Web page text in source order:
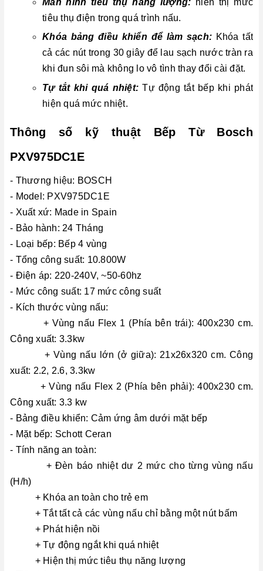
tiêu thụ điện trong quá trình nấu.
Khóa bảng điều khiển để làm sạch: Khóa tất
cả các nút trong 30 giây để lau sạch nước tràn ra
khi đun sôi mà không lo vô tình thay đổi cài đặt.
Tự tắt khi quá nhiệt: Tự động tắt bếp khi phát
hiện quá mức nhiệt.
Thông số kỹ thuật Bếp Từ Bosch
PXV975DC1E
- Thương hiệu: BOSCH
- Model: PXV975DC1E
- Xuất xứ: Made in Spain
- Bảo hành: 24 Tháng
- Loại bếp: Bếp 4 vùng
- Tổng công suất: 10.800W
- Điện áp: 220-240V, ~50-60hz
- Mức công suất: 17 mức công suất
- Kích thước vùng nấu:
+ Vùng nấu Flex 1 (Phía bên trái): 400x230 cm.
Công xuất: 3.3kw
+ Vùng nấu lớn (ở giữa): 21x26x320 cm. Công
xuất: 2.2, 2.6, 3.3kw
+ Vùng nấu Flex 2 (Phía bên phải): 400x230 cm.
Công xuất: 3.3 kw
- Bảng điều khiển: Cảm ứng âm dưới mặt bếp
- Mặt bếp: Schott Ceran
- Tính năng an toàn:
+ Đèn báo nhiệt dư 2 mức cho từng vùng nấu
(H/h)
+ Khóa an toàn cho trẻ em
+ Tắt tất cả các vùng nấu chỉ bằng một nút bấm
+ Phát hiện nồi
+ Tự động ngắt khi quá nhiệt
+ Hiện thị mức tiêu thụ năng lượng